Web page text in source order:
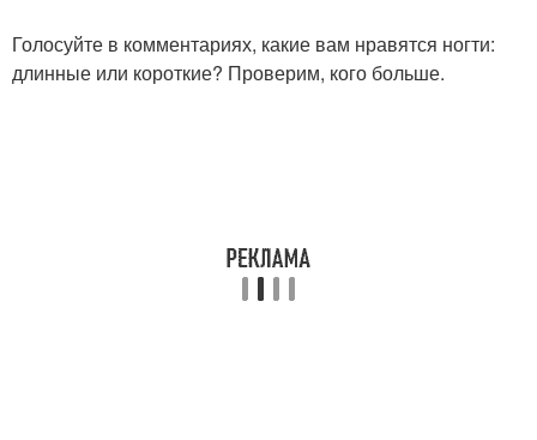
Голосуйте в комментариях, какие вам нравятся ногти:
длинные или короткие? Проверим, кого больше.